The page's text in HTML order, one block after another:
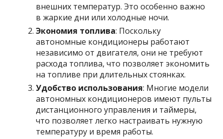
внешних температур. Это особенно важно
в жаркие дни или холодные ночи.
Экономия топлива: Поскольку
автономные кондиционеры работают
независимо от двигателя, они не требуют
расхода топлива, что позволяет экономить
на топливе при длительных стоянках.
Удобство использования: Многие модели
автономных кондиционеров имеют пульты
дистанционного управления и таймеры,
что позволяет легко настраивать нужную
температуру и время работы.